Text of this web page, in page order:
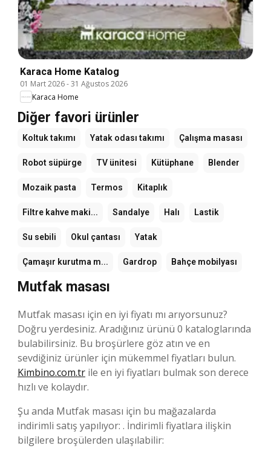
Karaca Home Katalog
01 Mart 2026-31 Ağustos 2026
Karaca Home
Diğer favori ürünler
Koltuk takımı Yatak odası takımı Çalışma masası
Robot süpürge TV ünitesi Kütüphane Blender
Mozaik pasta Termos Kitaplık
Filtre kahve maki... Sandalye Halı Lastik
Su sebili Okul çantası Yatak
Çamaşır kurutma m... Gardrop Bahçe mobilyası
Mutfak masası
Mutfak masası için en iyi fiyatı mı arıyorsunuz?
Doğru yerdesiniz. Aradığınız ürünü 0 kataloglarında
bulabilirsiniz. Bu broşürlere göz atın ve en
sevdiğiniz ürünler için mükemmel fiyatları bulun.
Kimbino.com.tr ile en iyi fiyatları bulmak son derece
hızlı ve kolaydır.
Şu anda Mutfak masası için bu mağazalarda
indirimli satış yapılıyor: . İndirimli fiyatlara ilişkin
bilgilere broşülerden ulaşılabilir: